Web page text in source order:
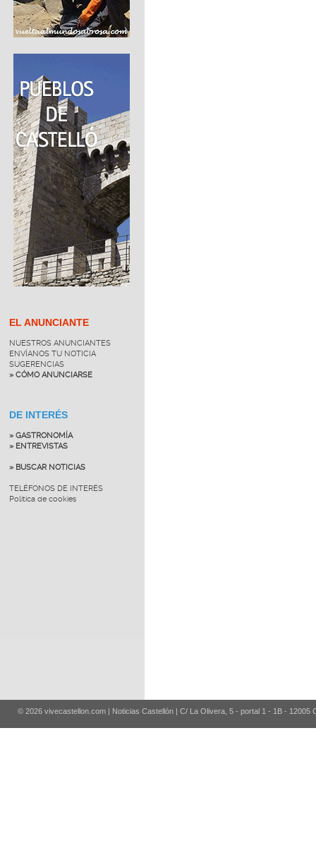
EL ANUNCIANTE
NUESTROS ANUNCIANTES
ENVÍANOS TU NOTICIA
SUGERENCIAS
» CÓMO ANUNCIARSE
DE INTERÉS
» GASTRONOMÍA
» ENTREVISTAS
» BUSCAR NOTICIAS
TELÉFONOS DE INTERÉS
Política de cookies
© 2026 vivecastellon.com | Noticias Castellón | C/ La Olivera, 5 - portal 1 - 1B - 12005